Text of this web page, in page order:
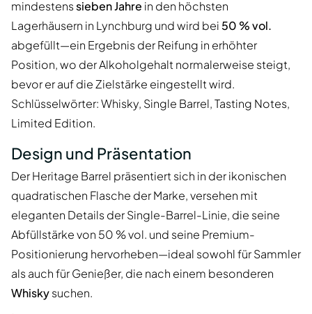
mindestenssieben Jahre in den höchsten
Lagerhäusern in Lynchburg und wird bei 50 % vol.
abgefüllt—ein Ergebnis der Reifung in erhöhter
Position, wo der Alkoholgehalt normalerweise steigt,
bevor er auf die Zielstärke eingestellt wird.
Schlüsselwörter: Whisky, Single Barrel, Tasting Notes,
Limited Edition.
Design und Präsentation
Der Heritage Barrel präsentiert sich in der ikonischen
quadratischen Flasche der Marke, versehen mit
eleganten Details der Single-Barrel-Linie, die seine
Abfüllstärke von 50 % vol. und seine Premium-
Positionierung hervorheben—ideal sowohl für Sammler
als auch für Genießer, die nach einem besonderen
Whiskysuchen.